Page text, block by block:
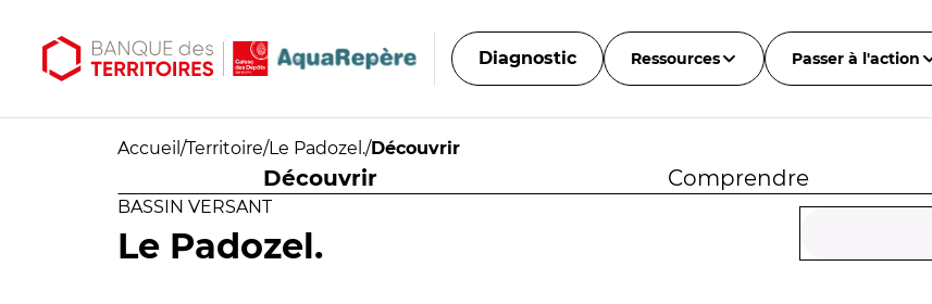
Diagnostic Ressources Passer à l'action
Accueil /Territoire/Le Padozel./Découvrir
Découvrir Comprendre
BASSIN VERSANT
Le Padozel.